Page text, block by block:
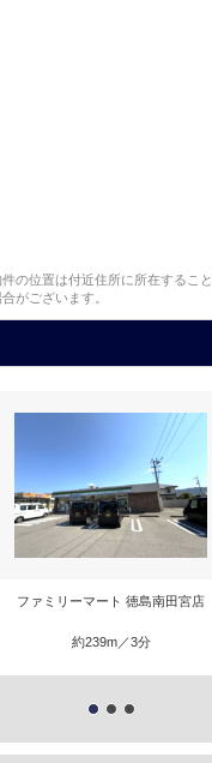
の位置は付近住所に所在するこ
がございます。
ファミリーマート 徳島南田宮店
約239m／3分